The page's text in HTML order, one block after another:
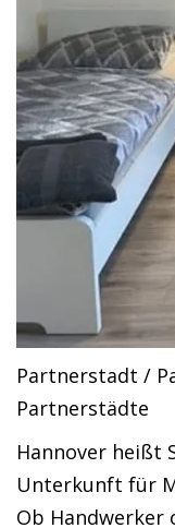
Partnerstadt /
Partnerstädte
Hannover heißt
Unterkunft für
Ob Handwerker